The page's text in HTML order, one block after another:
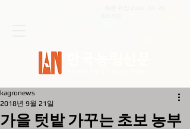
가을 텃밭 가꾸는 초보 농부
kagronews
2018년 9월 21일